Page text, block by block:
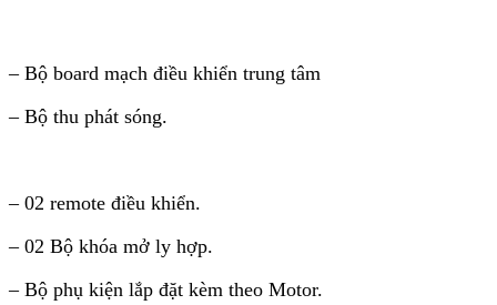
– Bộ board mạch điều khiển trung tâm
– Bộ thu phát sóng.
– 02 remote điều khiển.
– 02 Bộ khóa mở ly hợp.
– Bộ phụ kiện lắp đặt kèm theo Motor.